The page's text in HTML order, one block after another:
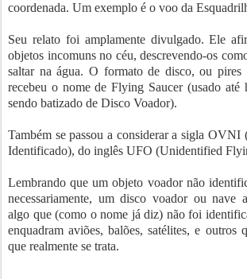
coordenada. Um exemplo é o voo da
Seu relato foi amplamente divulgado. Ele
objetos incomuns no céu, descrevendo-os
saltar na água. O formato de disco, ou pires
recebeu o nome de Flying Saucer (usado até
sendo batizado de Disco Voador).
Também se passou a considerar a sigla
Identificado), do inglês UFO (Unidentified
Lembrando que um objeto voador não
necessariamente, um disco voador ou nave
algo que (como o nome já diz) não foi
enquadram aviões, balões, satélites, e outros
que realmente se trata.